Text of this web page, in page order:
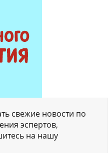
свежие новости по
эспертов,
на нашу